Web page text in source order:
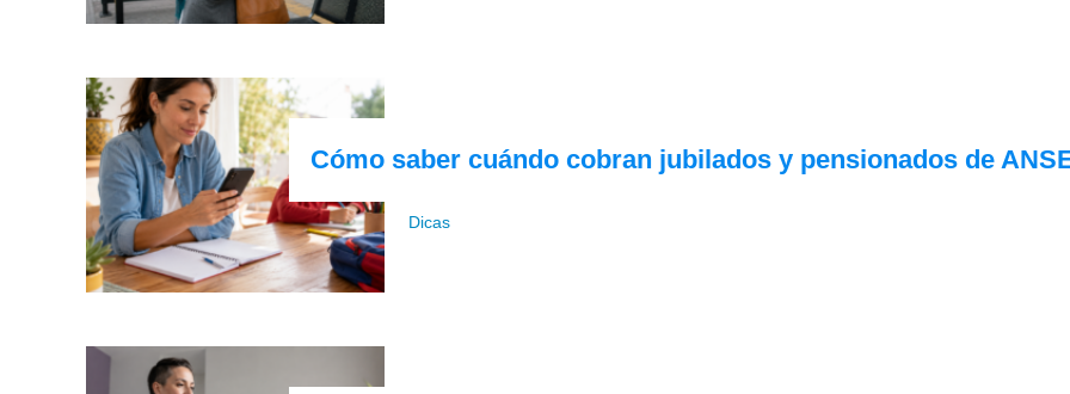
Cómo saber cuándo cobran jubilados y pensionados de
Dicas